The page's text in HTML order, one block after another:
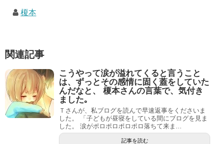
榎本
関連記事
こうやって涙が溢れてくると言うこと
は、ずっとその感情に固く蓋をしていた
んだなと、 榎本さんの言葉で、気付き
ました｡
Ｔさんが、私ブログを読んで早速返事をくださいま
した。 「子どもが昼寝をしている間にブログを見ま
した。 涙がポロポロポロポロ落ちて来ま...
記事を読む